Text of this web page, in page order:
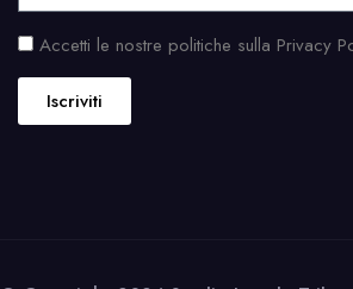
Accetti le nostre politiche sulla Privacy
Iscriviti